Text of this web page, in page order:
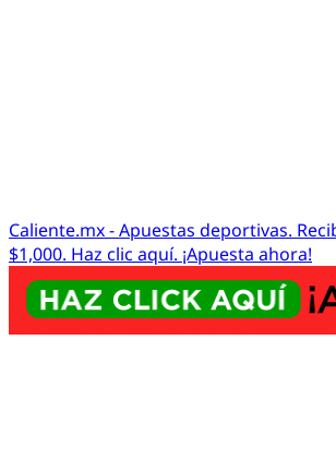
Caliente.mx - Apuestas deportivas.
$1,000. Haz clic aquí. ¡Apuesta ahora!